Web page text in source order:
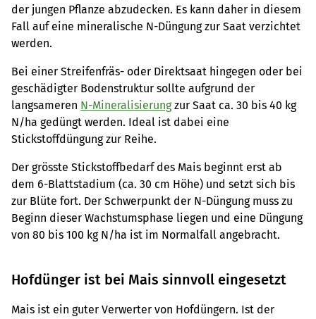
der jungen Pflanze abzudecken. Es kann daher in diesem
Fall auf eine mineralische N-Düngung zur Saat verzichtet
werden.
Bei einer Streifenfräs- oder Direktsaat hingegen oder bei
geschädigter Bodenstruktur sollte aufgrund der
langsameren N-Mineralisierungzur Saat ca. 30 bis 40 kg
N/ha gedüngt werden. Ideal ist dabei eine
Stickstoffdüngung zur Reihe.
Der grösste Stickstoffbedarf des Mais beginnt erst ab
dem 6-Blattstadium (ca. 30 cm Höhe) und setzt sich bis
zur Blüte fort. Der Schwerpunkt der N-Düngung muss zu
Beginn dieser Wachstumsphase liegen und eine Düngung
von 80 bis 100 kg N/ha ist im Normalfall angebracht.
Hofdünger ist bei Mais sinnvoll eingesetzt
Mais ist ein guter Verwerter von Hofdüngern. Ist der